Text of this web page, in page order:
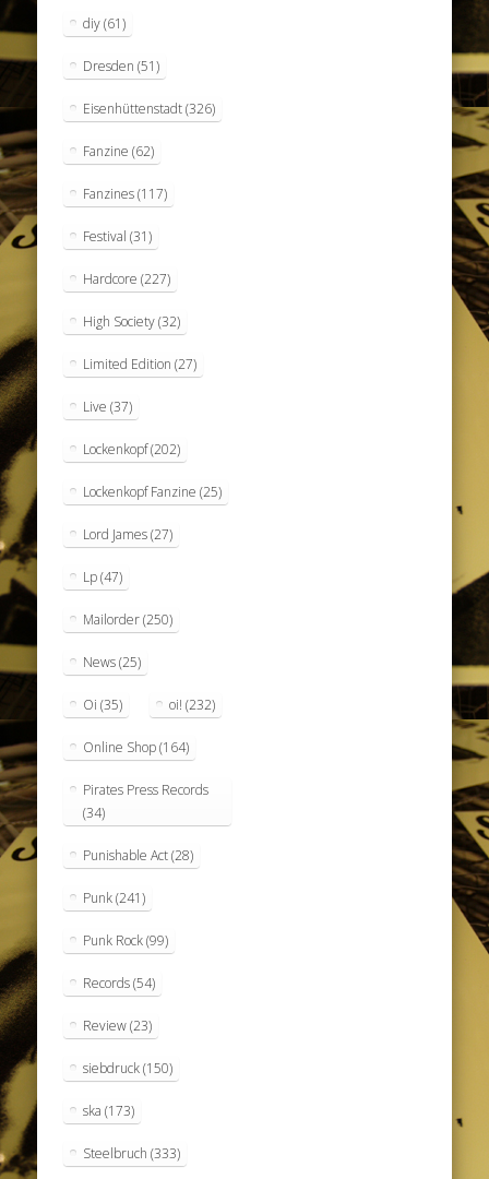
diy(61)
Dresden (51)
Eisenhüttenstadt(326)
Fanzine (62)
Fanzines(117)
Festival (31)
Hardcore (227)
High Society(32)
Limited Edition (27)
Live (37)
Lockenkopf(202)
Lockenkopf Fanzine (25)
Lord James(27)
Lp(47)
Mailorder(250)
News(25)
Oi (35) oi! (232)
Online Shop(164)
Pirates Press Records
(34)
Punishable Act(28)
Punk(241)
Punk Rock(99)
Records(54)
Review(23)
siebdruck(150)
ska (173)
Steelbruch (333)